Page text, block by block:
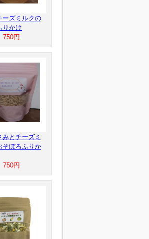
ーズミルクの
りかけ
750円
みとチーズミ
そぼろふりか
750円